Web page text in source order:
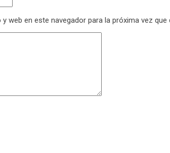
web en este navegador para la próxima vez que